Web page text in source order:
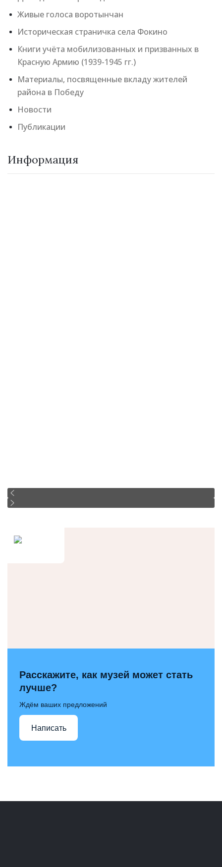
Живые голоса воротынчан
Историческая страничка села Фокино
Книги учёта мобилизованных и призванных в
Красную Армию (1939-1945 гг.)
Материалы, посвященные вкладу жителей
района в Победу
Новости
Публикации
Информация
Расскажите, как музей может стать
лучше?
Ждём ваших предложений
Написать